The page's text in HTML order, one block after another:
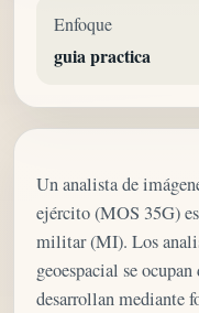
Enfoque
guia practica
Un analista de
ejército (MOS 35G)
militar (MI). Los
geoespacial se ocupan
desarrollan mediante